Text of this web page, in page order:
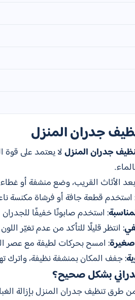
جدران المنزل
جدران المنزللا يعتمد على قوة
الأثاث القريب، وضع منشفة أو
استخدم قطعة جافة أو فرشاة مكنسة
: استخدم صابونًا خفيفًا
: انتظر قليلًا للتأكد من عدم تغيّر
: امسح بحركات لطيفة مع عصر
: جفف المكان بمنشفة نظيفة، واترك
بشكل صحيح؟
طرق تنظيف جدران المنزل بإزالة